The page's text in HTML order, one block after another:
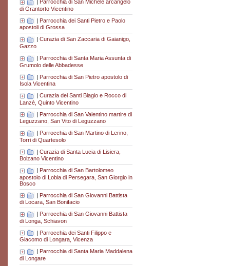
Parrocchia di San Michele arcangelo
di Grantorto Vicentino
| Parrocchia dei Santi Pietro e Paolo
apostoli di Grossa
Curazia di San Zaccaria di Gaianigo,
Gazzo
| Parrocchia di Santa Maria Assunta di
Grumolo delle Abbadesse
| Parrocchia di San Pietro apostolo di
Isola Vicentina
| Curazia dei Santi Biagio e Rocco di
Lanzè, Quinto Vicentino
| Parrocchia di San Valentino martire di
Leguzzano, San Vito di Leguzzano
| Parrocchia di San Martino di Lerino,
Torri di Quartesolo
| Curazia di Santa Lucia di Lisiera,
Bolzano Vicentino
Parrocchia di San Bartolomeo
apostolo di Lobia di Persegara, San Giorgio in
Bosco
| Parrocchia di San Giovanni Battista
di Locara, San Bonifacio
Parrocchia di San Giovanni Battista
di Longa, Schiavon
| Parrocchia dei Santi Filippo e
Giacomo di Longara, Vicenza
Parrocchia di Santa Maria Maddalena
di Longare